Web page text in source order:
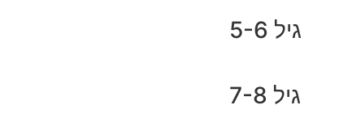
גיל 5-6
גיל 7-8